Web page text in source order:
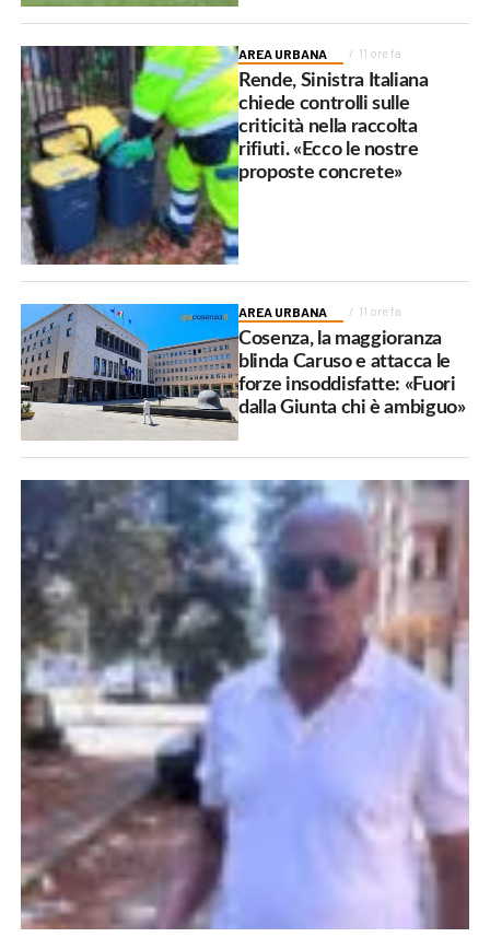
AREA URBANA 11 ore fa
Rende, Sinistra Italiana
chiede controlli sulle
criticità nella raccolta
rifiuti. «Ecco le nostre
proposte concrete»
AREA URBANA 11 ore fa
Cosenza, la maggioranza
blinda Caruso e attacca le
forze insoddisfatte: «Fuori
dalla Giunta chi è ambiguo»